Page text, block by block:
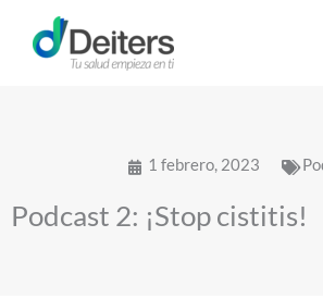
contenido
1 febrero, 2023
Podcast 2: ¡Stop cistitis!